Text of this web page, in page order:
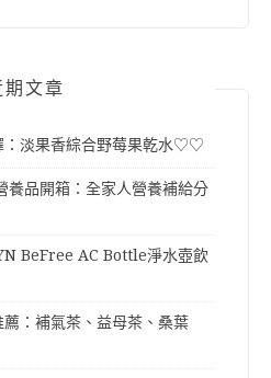
期文章
淡果香綜合野莓果乾水♡♡
品開箱：全家人營養補給分
BeFree AC Bottle淨水壺飲
：補氣茶、益母茶、桑葉